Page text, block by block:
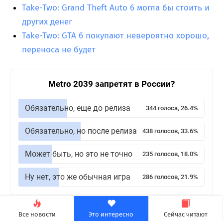
Все новости Это интересно Сейчас читают
Take-Two: Grand Theft Auto 6 могла бы стоить и
других денег
Take-Two: GTA 6 покупают невероятно хорошо,
переноса не будет
Metro 2039 запретят в России?
Обязательно, еще до релиза 344 голоса, 26.4%
Обязательно, но после релиза 438 голосов, 33.6%
Может быть, но это не точно 235 голосов, 18.0%
Ну нет, это же обычная игра 286 голосов, 21.9%
Теги: Grand Theft Auto 6,Игры